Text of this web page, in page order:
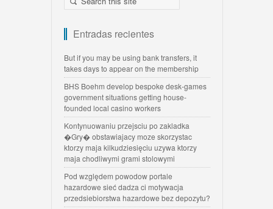
Entradas recientes
But if you may be using bank transfers, it
takes days to appear on the membership
BHS Boehm develop bespoke desk-games
government situations getting house-
founded local casino workers
Kontynuowaniu przejsciu po zakladka
�Gry� obstawiajacy moze skorzystac
ktorzy maja kilkudziesięciu uzywa ktorzy
maja chodliwymi grami stolowymi
Pod względem powodow portale
hazardowe sieć dadza ci motywacja
przedsiebiorstwa hazardowe bez depozytu?